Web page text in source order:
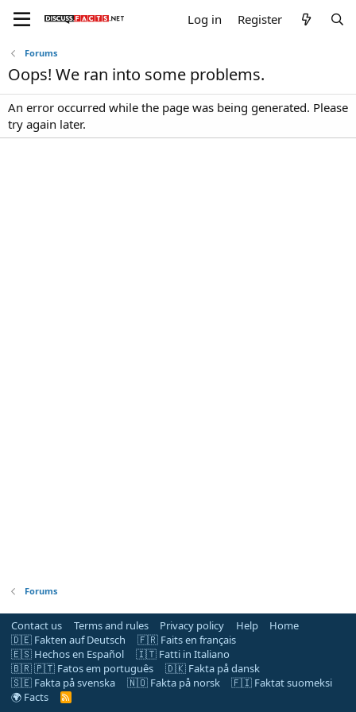
Log in Register
Forums
Oops! We ran into some problems.
An error occurred while the page was being generated. Please
try again later.
Forums
Contact us Terms and rules Privacy policy Help
Home
🇩🇪 Fakten auf Deutsch
🇫🇷 Faits en français
🇪🇸 Hechos en Español
🇮🇹 Fatti in Italiano
🇧🇷 🇵🇹 Fatos em português
🇩🇰 Fakta på dansk
🇸🇪 Fakta på svenska
🇳🇴 Fakta på norsk
🇫🇮 Faktat suomeksi
🌍 Facts
R